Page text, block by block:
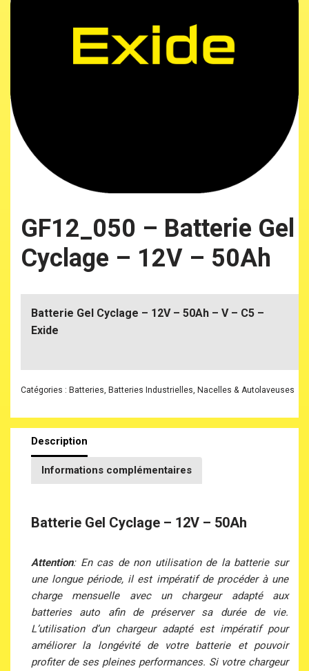
GF12_050 – Batterie Gel
Cyclage – 12V – 50Ah
Batterie Gel Cyclage – 12V – 50Ah – V – C5 –
Exide
Catégories : Batteries Batteries Industrielles Nacelles & Autolaveuses
Description
Informations complémentaires
Batterie Gel Cyclage – 12V – 50Ah
Attention: En cas de non utilisation de la batterie sur
une longue période, il est impératif de procéder à une
charge mensuelle avec un chargeur adapté aux
batteries auto afin de préserver sa durée de vie.
L’utilisation d’un chargeur adapté est impératif pour
améliorer la longévité de votre batterie et pouvoir
profiter de ses pleines performances. Si votre chargeur